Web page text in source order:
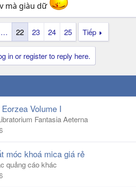
mà giàu dữ
… 22 23 24 25 Tiếp
in or register to reply here.
Volume I
Fantasia Aeterna
móc khoá mica giá rẻ
quảng cáo khác